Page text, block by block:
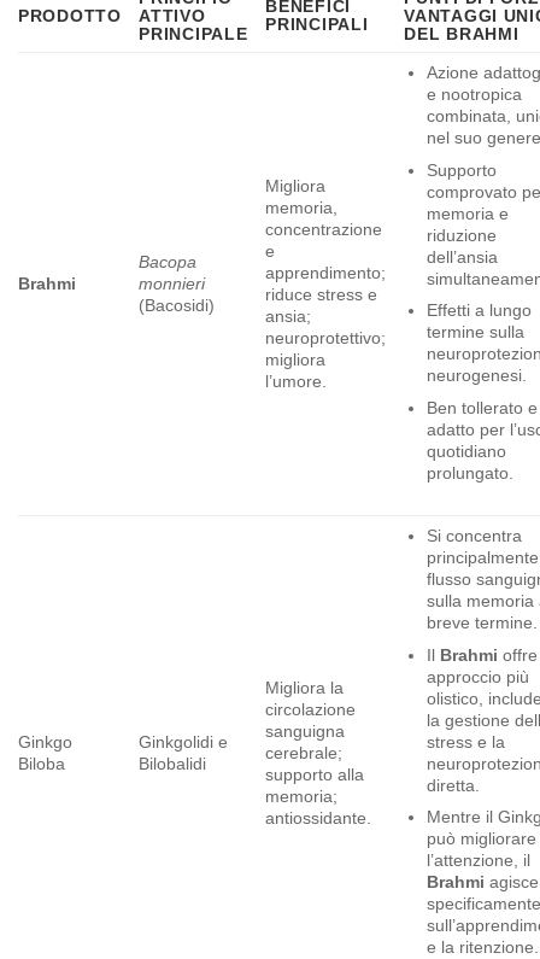
PRODOTTO
ATTIVO
PRINCIPALE
BENEFICI
PRINCIPALI
VANTAGGI
DEL BRAHMI
Brahmi
Bacopa
monnieri
(Bacosidi)
Migliora
memoria,
concentrazione
e
apprendimento;
riduce stress e
ansia;
neuroprotettivo;
migliora
l’umore.
Azione
e nootropica
combinata,
nel suo
Supporto
comprovato
memoria e
riduzione
dell’ansia
Effetti a lungo
termine sulla
neurogenesi.
Ben tollerato e
adatto per
quotidiano
prolungato.
Ginkgo
Biloba
Ginkgolidi e
Bilobalidi
Migliora la
circolazione
sanguigna
cerebrale;
supporto alla
memoria;
antiossidante.
Si concentra
flusso
sulla memoria
breve termine.
Il Brahmi
approccio più
olistico,
la gestione
stress e la
diretta.
Mentre il
può migliorare
l’attenzione, il
Brahmi
specificamente
e la ritenzione.